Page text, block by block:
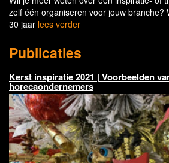
zelf één organiseren voor jouw branche?
30 jaar lees verder
Publicaties
Kerst inspiratie 2021 | Voorbeelden
horecaondernemers